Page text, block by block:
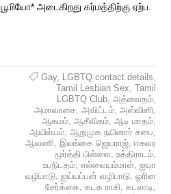
பூமியோ* அடைகிறது கர்மத்திற்கு ஏற்ப.
Gay, LGBTQ contact details,
Tamil Lesbian Sex, Tamil
LGBTQ Club, அத்வைதம்,
அமாவாசை, அவிட்டம், அஸ்வினி,
ஆகமம், ஆசீவிகம், ஆடி மாதம்,
ஆயில்யம், ஆறுமுக நயினார் சபை,
ஆவணி, இலங்கை ஜெயராஜ், ஈசுவர
மூர்த்தி பிள்ளை, உத்திராடம்,
உபநிடதம், எல்லையம்மாள், ஐயா
வழிபாடு, ஐய்யப்பன் வழிபாடு, ஓரின
சேர்க்கை, கடக ராசி, கடலாடி,